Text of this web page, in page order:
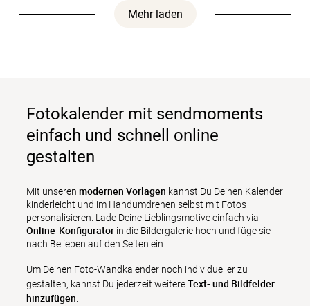
Mehr laden
Fotokalender mit sendmoments
einfach und schnell online
gestalten
Mit unseren modernen Vorlagen kannst Du Deinen Kalender
kinderleicht und im Handumdrehen selbst mit Fotos
Online-Konfigurator in die Bildergalerie hoch und füge sie
nach Belieben auf den Seiten ein.
Um Deinen Foto-Wandkalender noch individueller zu
gestalten, kannst Du jederzeit weitere Text- und Bildfelder
hinzufügen.